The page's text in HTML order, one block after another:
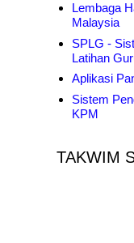
Lembaga
Malaysia
SPLG -
Latihan
Aplikasi
Sistem
KPM
TAKWIM